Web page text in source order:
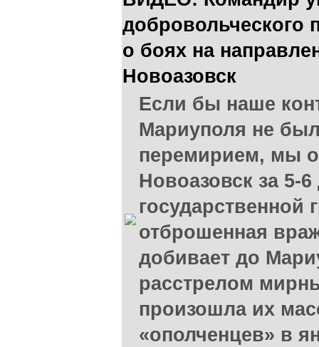
добровольческого
о боях на
Новоазовск
Если бы наше
Мариуполя не
перемирием, мы
Новоазовск за 5-
государственной
отброшенная
добивает до
расстрелом
произошла их
«ополченцев» в